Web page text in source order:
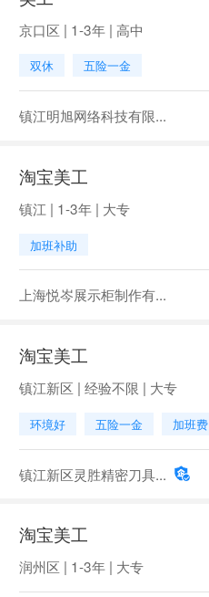
京口区 | 1-3年 | 高中
双休 五险一金
镇江明旭网络科技有限...
淘宝美工
镇江 | 1-3年 | 大专
加班补助
上海悦岑展示柜制作有...
淘宝美工
镇江新区 | 经验不限 | 大专
环境好 五险一金 加班费
镇江新区灵胜精密刀具...
淘宝美工
润州区 | 1-3年 | 大专